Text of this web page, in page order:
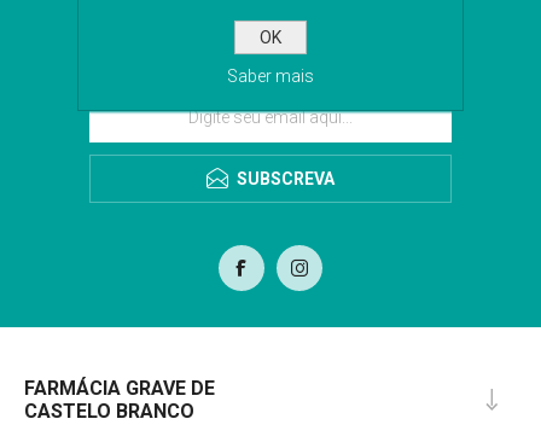
Subscreva a nossa newsletter para receber as
últimas novidades. Iremos guardar o seu email
SUBSCREVA
FARMÁCIA GRAVE DE
CASTELO BRANCO
OK
Saber mais